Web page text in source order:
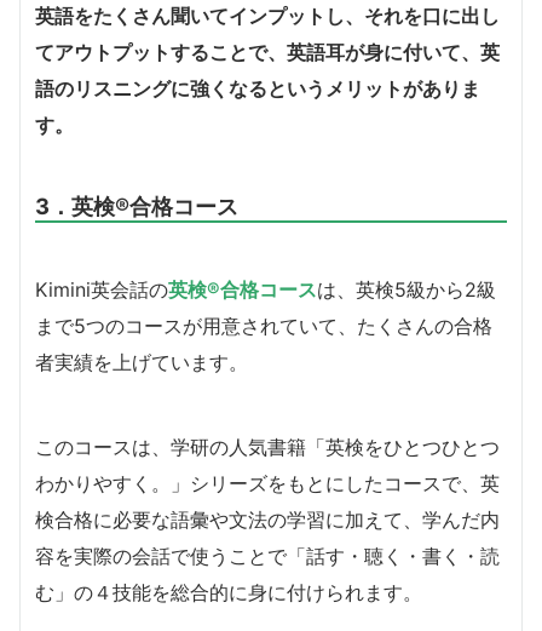
英語をたくさん聞いてインプットし、それを口に出し
てアウトプットすることで、英語耳が身に付いて、英
語のリスニングに強くなるというメリットがありま
す。
3．英検®合格コース
Kimini英会話の英検®合格コースは、英検5級から2級
まで5つのコースが用意されていて、たくさんの合格
者実績を上げています。
このコースは、学研の人気書籍「英検をひとつひとつ
わかりやすく。」シリーズをもとにしたコースで、英
検合格に必要な語彙や文法の学習に加えて、学んだ内
容を実際の会話で使うことで「話す・聴く・書く・読
む」の４技能を総合的に身に付けられます。